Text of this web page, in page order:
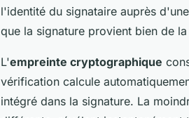
l'identité du signataire auprès
que la signature provient bien de
L'empreinte cryptographique
vérification calcule
intégré dans la signature. La